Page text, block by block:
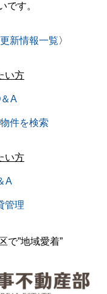
です。
新情報一覧〉
い方
A
件を検索
い方
A
管理
で”地域愛着”